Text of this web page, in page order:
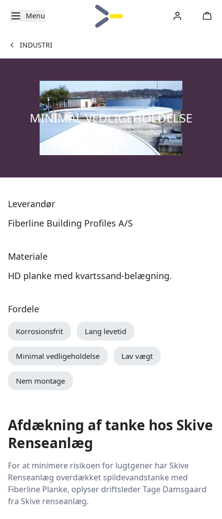
Menu
INDUSTRI
MINIMAL VEDLIGEHOLDELSE
Leverandør
Fiberline Building Profiles A/S
Materiale
HD planke med kvartssand-belægning.
Fordele
Korrosionsfrit Lang levetid
Minimal vedligeholdelse Lav vægt
Nem montage
Afdækning af tanke hos Skive
Renseanlæg
For at minimere risikoen for lugtgener har Skive
Renseanlæg overdækket spildevandstanke med
Fiberline Planke, oplyser driftsleder Tage Damsgaard
fra Skive renseanlæg.